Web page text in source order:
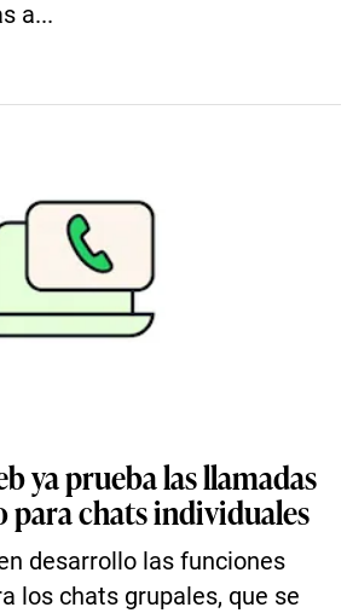
a...
ya prueba las llamadas
para chats individuales
desarrollo las funciones
los chats grupales, que se